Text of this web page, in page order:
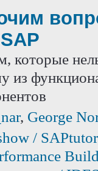
которые
из
, George
/ SAPtutor